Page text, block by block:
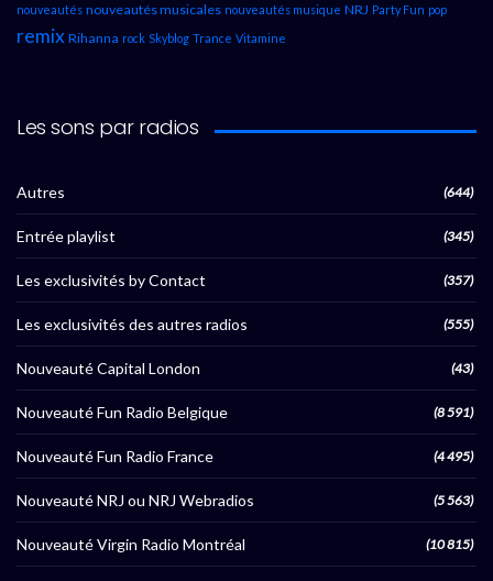
nouveautés nouveautés musicales nouveautés musique NRJ Party Fun pop
remix Rihanna rock Skyblog Trance Vitamine
Les sons par radios
Autres (644)
Entrée playlist (345)
Les exclusivités by Contact (357)
Les exclusivités des autres radios (555)
Nouveauté Capital London (43)
Nouveauté Fun Radio Belgique (8 591)
Nouveauté Fun Radio France (4 495)
Nouveauté NRJ ou NRJ Webradios (5 563)
Nouveauté Virgin Radio Montréal (10 815)